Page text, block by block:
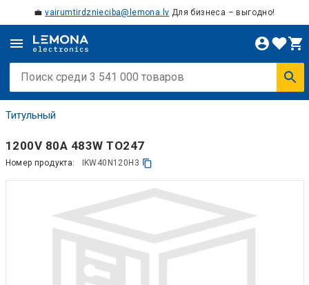
💼vairumtirdznieciba@lemona.lv Для бизнеса – выгодно!
Титульный
1200V 80A 483W TO247
Номер продукта: IKW40N120H3